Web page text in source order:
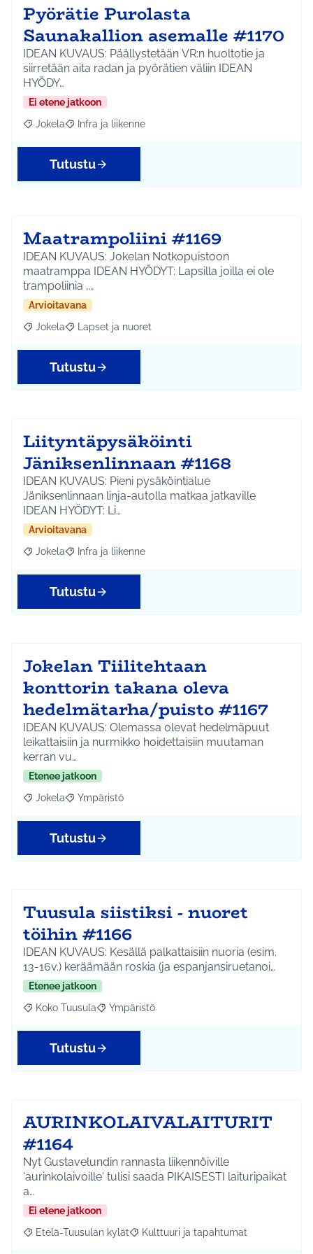
Pyörätie Purolasta
Saunakallion asemalle #1170
IDEAN KUVAUS: Päällystetään VR:n huoltotie ja
siirretään aita radan ja pyörätien väliin IDEAN
HYÖDY…
Ei etene jatkoon
Rajaa tulokset aihepiirin mukaan: Jokela
Jokela Rajaa tulokset teeman mukaan: Infra ja liikenne
Infra ja liikenne
Tutustu
Maatrampoliini #1169
IDEAN KUVAUS: Jokelan Notkopuistoon
maatramppa IDEAN HYÖDYT: Lapsilla joilla ei ole
trampoliinia ,…
Arvioitavana
Rajaa tulokset aihepiirin mukaan: Jokela
Jokela Rajaa tulokset teeman mukaan: Lapset ja nuoret
Lapset ja nuoret
Tutustu
Liityntäpysäköinti
Jäniksenlinnaan #1168
IDEAN KUVAUS: Pieni pysäköintialue
Jäniksenlinnaan linja-autolla matkaa jatkaville
IDEAN HYÖDYT: Li…
Arvioitavana
Rajaa tulokset aihepiirin mukaan: Jokela
Jokela Rajaa tulokset teeman mukaan: Infra ja liikenne
Infra ja liikenne
Tutustu
Jokelan Tiilitehtaan
konttorin takana oleva
hedelmätarha/puisto #1167
IDEAN KUVAUS: Olemassa olevat hedelmäpuut
leikattaisiin ja nurmikko hoidettaisiin muutaman
kerran vu…
Etenee jatkoon
Rajaa tulokset aihepiirin mukaan: Jokela
Jokela Rajaa tulokset teeman mukaan: Ympäristö
Ympäristö
Tutustu
Tuusula siistiksi - nuoret
töihin #1166
IDEAN KUVAUS: Kesällä palkattaisiin nuoria (esim.
13-16v.) keräämään roskia (ja espanjansiruetanoi…
Etenee jatkoon
Rajaa tulokset aihepiirin mukaan: Koko Tuusula
Koko Tuusula Rajaa tulokset teeman mukaan: Ympäristö
Ympäristö
Tutustu
AURINKOLAIVALAITURIT
#1164
Nyt Gustavelundin rannasta liikennöiville
'aurinkolaivoille' tulisi saada PIKAISESTI laituripaikat
a…
Ei etene jatkoon
Rajaa tulokset aihepiirin mukaan: Etelä-Tuusulan kylät
Etelä-Tuusulan kylät Rajaa tulokset teeman mukaan:
Kulttuuri ja tapahtumat